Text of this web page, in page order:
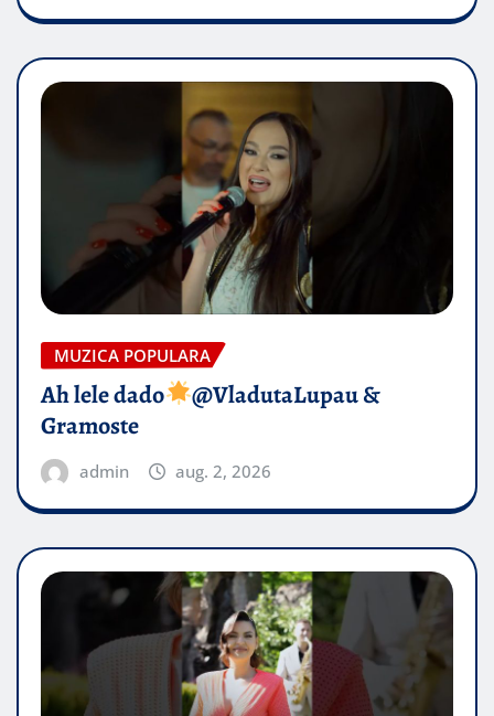
MUZICA POPULARA
Ah lele dado​
@VladutaLupau &
Gramoste
admin aug. 2, 2026